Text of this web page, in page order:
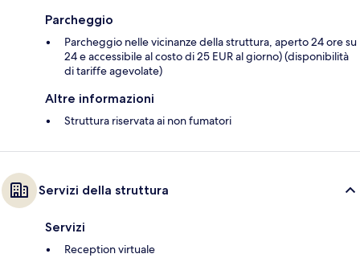
Parcheggio
Parcheggio nelle vicinanze della struttura, aperto 24 ore su
24 e accessibile al costo di 25 EUR al giorno) (disponibilità
di tariffe agevolate)
Altre informazioni
Struttura riservata ai non fumatori
Servizi della struttura
Servizi
Reception virtuale